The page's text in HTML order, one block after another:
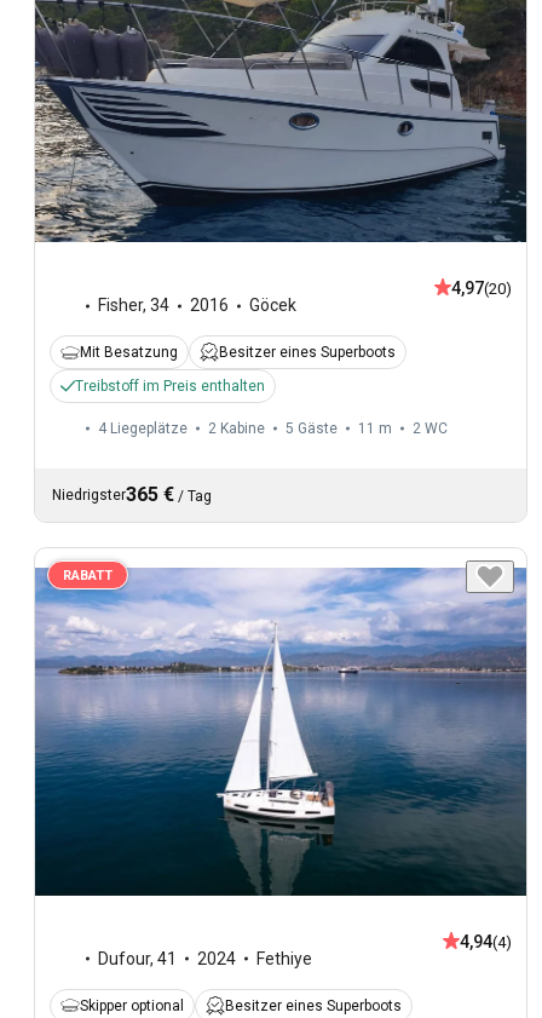
Fisher, 34 2016 Göcek
4,97(20)
Mit Besatzung
Besitzer eines Superboots
Treibstoff im Preis enthalten
4 Liegeplätze 2 Kabine 5 Gäste 11 m 2 WC
Niedrigster365 € / Tag
RABATT
Dufour, 41 2024 Fethiye
4,94(4)
Skipper optional Besitzer eines Superboots